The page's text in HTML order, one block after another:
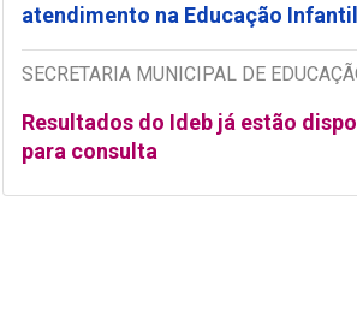
atendimento na Educação Infantil
SECRETARIA MUNICIPAL DE
Resultados do Ideb já estão
para consulta